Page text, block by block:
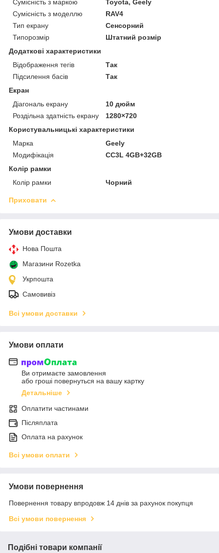
Сумісність з маркою
Toyota, Geely
Сумісність з моделлю
RAV4
Тип екрану
Сенсорний
Типорозмір
Штатний розмір
Додаткові характеристики
Відображення тегів
Так
Підсилення басів
Так
Екран
Діагональ екрану
10 дюйм
Роздільна здатність екрану
1280×720
Користувальницькі характеристики
Марка
Geely
Модифікація
CC3L 4GB+32GB
Колір рамки
Колір рамки
Чорний
Приховати
Умови доставки
Нова Пошта
Магазини Rozetka
Укрпошта
Самовивіз
Всі умови доставки
Умови оплати
Ви отримаєте замовлення
або гроші повернуться на вашу картку
Детальніше
Оплатити частинами
Післяплата
Оплата на рахунок
Всі умови оплати
Умови повернення
Повернення товару впродовж 14 днів за рахунок покупця
Всі умови повернення
Подібні товари компанії